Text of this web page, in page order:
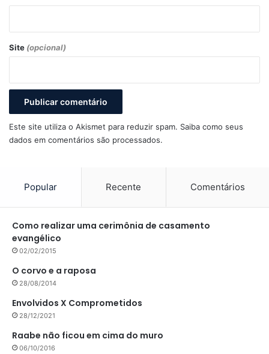
Site (opcional)
Este site utiliza o Akismet para reduzir spam. Saiba como seus
dados em comentários são processados.
Popular Recente Comentários
Como realizar uma cerimônia de casamento
evangélico
02/02/2015
O corvo e a raposa
28/08/2014
Envolvidos X Comprometidos
28/12/2021
Raabe não ficou em cima do muro
06/10/2016